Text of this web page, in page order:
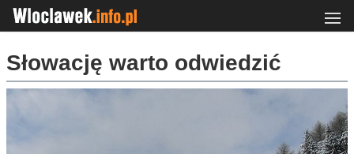
Słowację warto odwiedzić